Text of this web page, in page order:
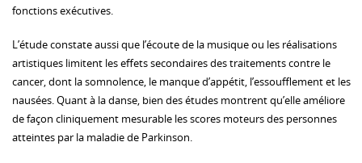
fonctions exécutives.
L’étude constate aussi que l’écoute de la musique ou les réalisations
artistiques limitent les effets secondaires des traitements contre le
cancer, dont la somnolence, le manque d’appétit, l’essoufflement et les
nausées. Quant à la danse, bien des études montrent qu’elle améliore
de façon cliniquement mesurable les scores moteurs des personnes
atteintes par la maladie de Parkinson.